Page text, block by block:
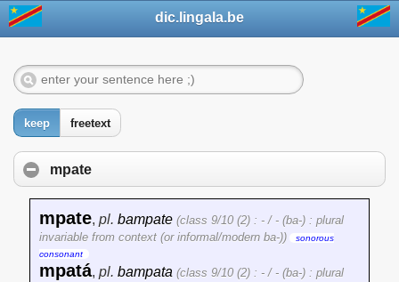
dic.lingala.be
keep freetext
mpate
mpate, pl. bampate (class 9/10 (2) : - / - (ba-) : plural
invariable from context (or informal/modern ba-))
sonorous
consonant
mpatá, pl. bampata (class 9/10 (2) : - / - (ba-) : plural